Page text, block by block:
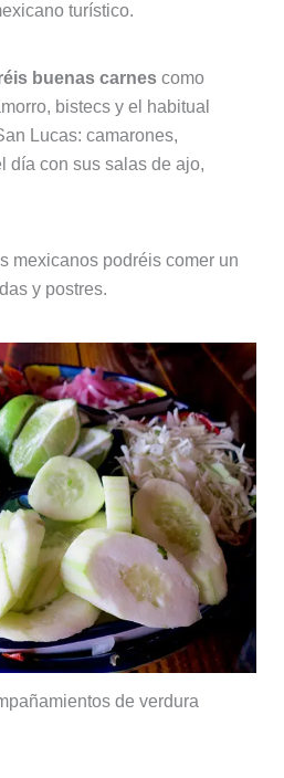
turístico.
buenas carnescomo
bistecs y el habitual
Lucas: camarones,
día con sus salas de ajo,
mexicanos podréis comer un
y postres.
de verdura